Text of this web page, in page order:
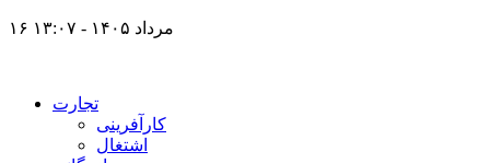
۱۶ مرداد ۱۴۰۵ - ۱۳:۰۷
تجارت
کارآفرینی
اشتغال